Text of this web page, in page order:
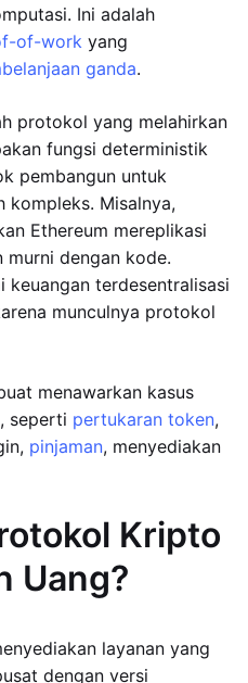
Ini adalah
of-work yang
ganda.
protokol yang melahirkan
fungsi deterministik
pembangun untuk
kompleks. Misalnya,
Ethereum mereplikasi
murni dengan kode.
keuangan terdesentralisasi
munculnya protokol
menawarkan kasus
seperti pertukaran token,
pinjaman, menyediakan
Kripto
Uang?
layanan yang
dengan versi